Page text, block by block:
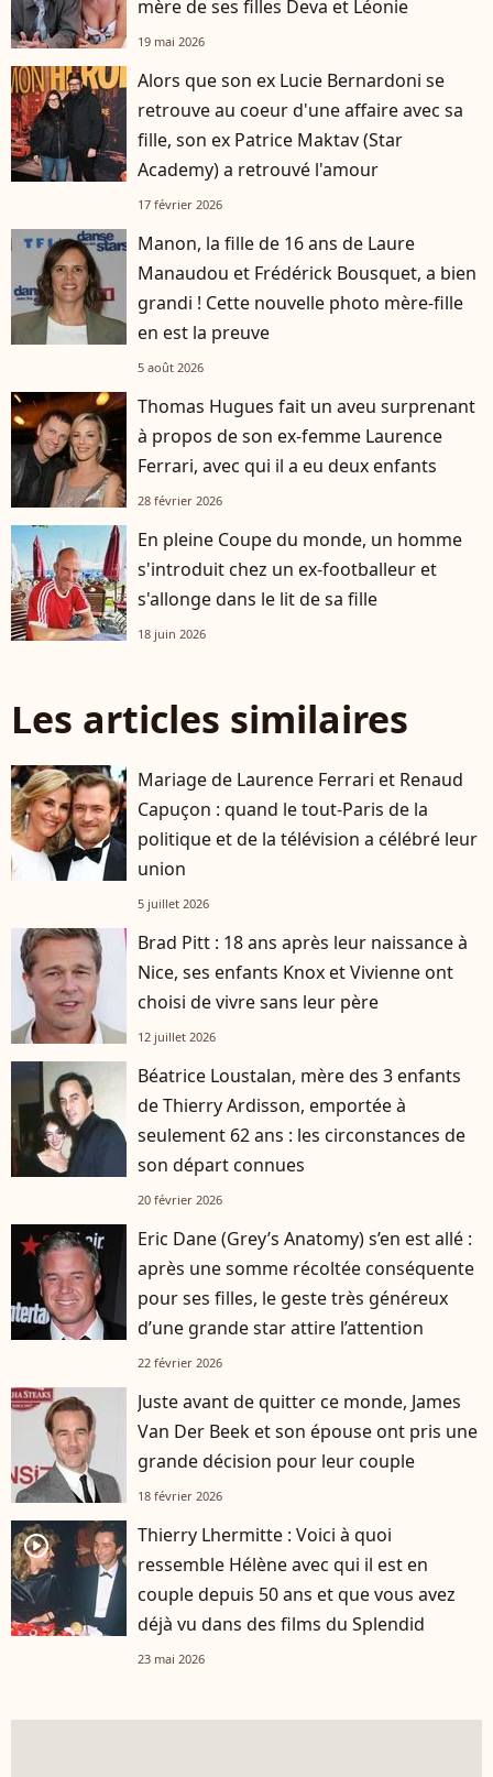
mère de ses filles Deva et Léonie
19 mai 2026
Alors que son ex Lucie Bernardoni se
retrouve au coeur d'une affaire avec sa
fille, son ex Patrice Maktav (Star
Academy) a retrouvé l'amour
17 février 2026
Manon, la fille de 16 ans de Laure
Manaudou et Frédérick Bousquet, a bien
grandi ! Cette nouvelle photo mère-fille
en est la preuve
5 août 2026
Thomas Hugues fait un aveu surprenant
à propos de son ex-femme Laurence
Ferrari, avec qui il a eu deux enfants
28 février 2026
En pleine Coupe du monde, un homme
s'introduit chez un ex-footballeur et
s'allonge dans le lit de sa fille
18 juin 2026
Les articles similaires
Mariage de Laurence Ferrari et Renaud
Capuçon : quand le tout-Paris de la
politique et de la télévision a célébré leur
union
5 juillet 2026
Brad Pitt : 18 ans après leur naissance à
Nice, ses enfants Knox et Vivienne ont
choisi de vivre sans leur père
12 juillet 2026
Béatrice Loustalan, mère des 3 enfants
de Thierry Ardisson, emportée à
seulement 62 ans : les circonstances de
son départ connues
20 février 2026
Eric Dane (Grey’s Anatomy) s’en est allé :
après une somme récoltée conséquente
pour ses filles, le geste très généreux
d’une grande star attire l’attention
22 février 2026
Juste avant de quitter ce monde, James
Van Der Beek et son épouse ont pris une
grande décision pour leur couple
18 février 2026
player2
Thierry Lhermitte : Voici à quoi
ressemble Hélène avec qui il est en
couple depuis 50 ans et que vous avez
déjà vu dans des films du Splendid
23 mai 2026